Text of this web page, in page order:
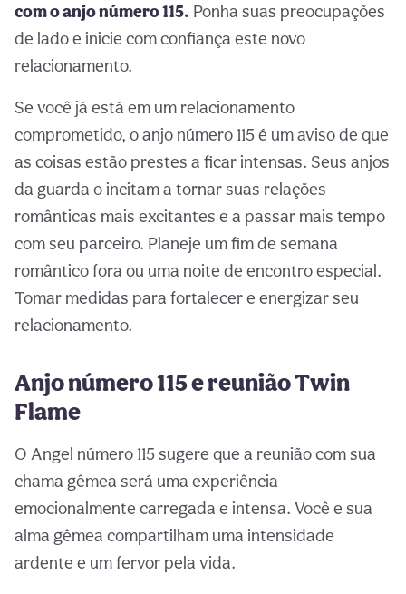
com o anjo número 115. Ponha suas preocupações
de lado e inicie com confiança este novo
relacionamento.
Se você já está em um relacionamento
comprometido, o anjo número 115 é um aviso de que
as coisas estão prestes a ficar intensas. Seus anjos
da guarda o incitam a tornar suas relações
românticas mais excitantes e a passar mais tempo
com seu parceiro. Planeje um fim de semana
romântico fora ou uma noite de encontro especial.
Tomar medidas para fortalecer e energizar seu
relacionamento.
Anjo número 115 e reunião Twin
Flame
O Angel número 115 sugere que a reunião com sua
chama gêmea será uma experiência
emocionalmente carregada e intensa. Você e sua
alma gêmea compartilham uma intensidade
ardente e um fervor pela vida.